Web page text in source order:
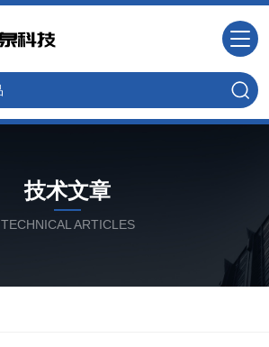
技术文章
TECHNICAL ARTICLES